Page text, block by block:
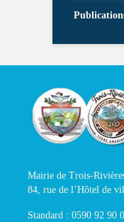
Mairie de Trois-
84, rue de l’Hôtel de
Standard : 0590 92 90